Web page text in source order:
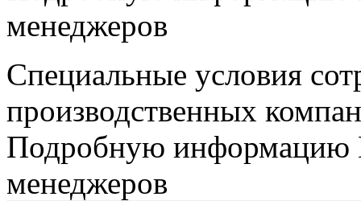
менеджеров
Специальные условия
производственных
Подробную информацию
менеджеров